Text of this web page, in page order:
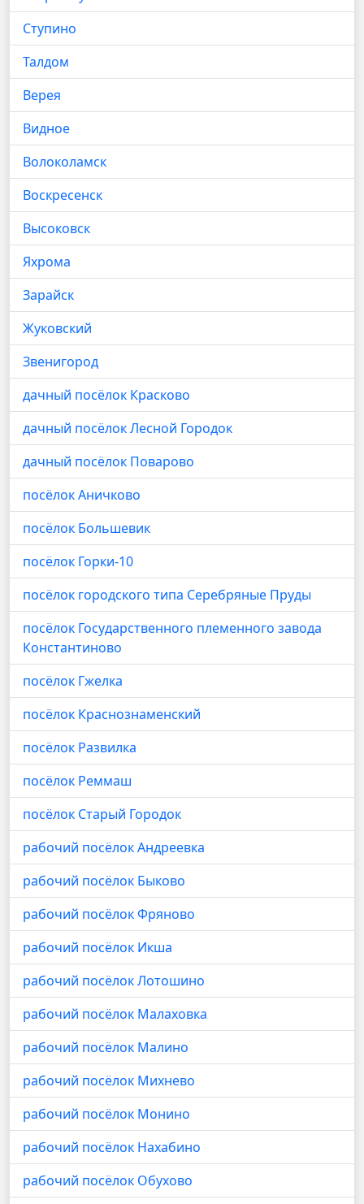
Ступино
Талдом
Верея
Видное
Волоколамск
Воскресенск
Высоковск
Яхрома
Зарайск
Жуковский
Звенигород
дачный посёлок Красково
дачный посёлок Лесной Городок
дачный посёлок Поварово
посёлок Аничково
посёлок Большевик
посёлок Горки-10
посёлок городского типа Серебряные Пруды
посёлок Государственного племенного завода
Константиново
посёлок Гжелка
посёлок Краснознаменский
посёлок Развилка
посёлок Реммаш
посёлок Старый Городок
рабочий посёлок Андреевка
рабочий посёлок Быково
рабочий посёлок Фряново
рабочий посёлок Икша
рабочий посёлок Лотошино
рабочий посёлок Малаховка
рабочий посёлок Малино
рабочий посёлок Михнево
рабочий посёлок Монино
рабочий посёлок Нахабино
рабочий посёлок Обухово